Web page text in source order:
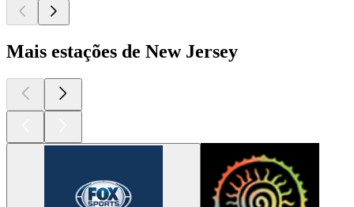
Mais estações de New Jersey